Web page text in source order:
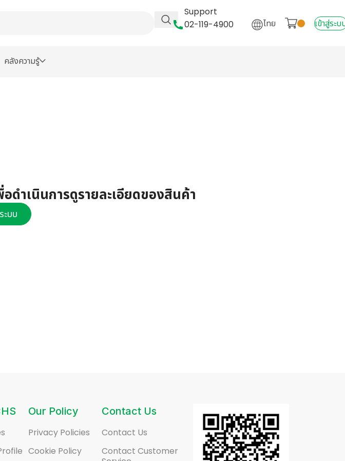
Support
02-119-4900
ไทย เข้าสู่ระบ
คลังความรู้
ดำเนินการดูรายละเอียดของสินค้า
ะบบ
Our Policy
Privacy Policies
Cookie Policy
Contact Us
Contact Us
Contact Customer